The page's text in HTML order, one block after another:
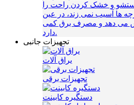
و خشک کردن راحت را
ها آسیب نمی زند، در عین
می دهد و مصرف برق کمی
دارد.
تجهیزات جانبی
یراق آلات
تجهیزات برقی
دستگیره کابینت